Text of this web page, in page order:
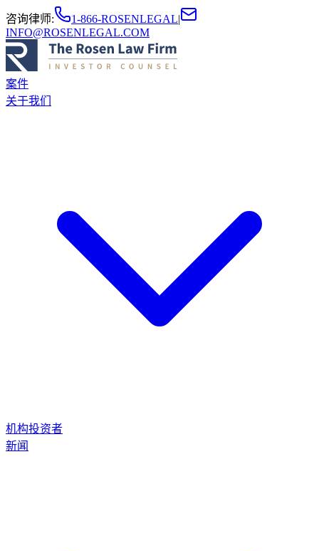
咨询律师: 1-866-ROSENLEGAL|
INFO@ROSENLEGAL.COM
案件
关于我们
机构投资者
新闻